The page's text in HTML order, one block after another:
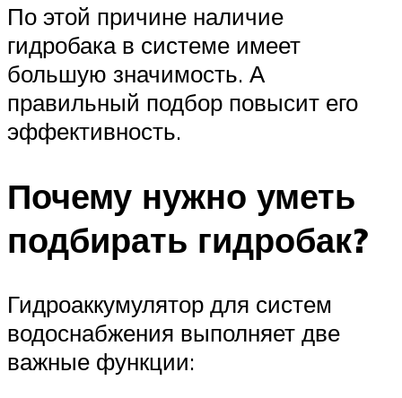
По этой причине наличие
гидробака в системе имеет
большую значимость. А
правильный подбор повысит его
эффективность.
Почему нужно уметь
подбирать гидробак?
Гидроаккумулятор для систем
водоснабжения выполняет две
важные функции: